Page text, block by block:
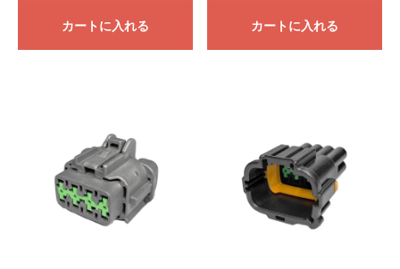
カートに入れる カートに入れる